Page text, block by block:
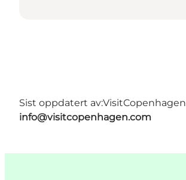
Sist oppdatert av:VisitCopenhagen
info@visitcopenhagen.com